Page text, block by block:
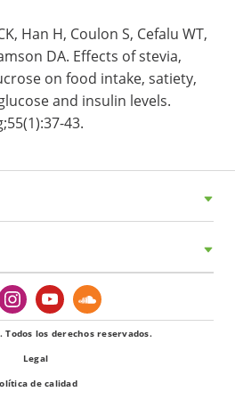
Han H, Coulon S, Cefalu WT,
DA. Effects of stevia,
on food intake, satiety,
and insulin levels.
43.
los derechos reservados.
Legal
de calidad